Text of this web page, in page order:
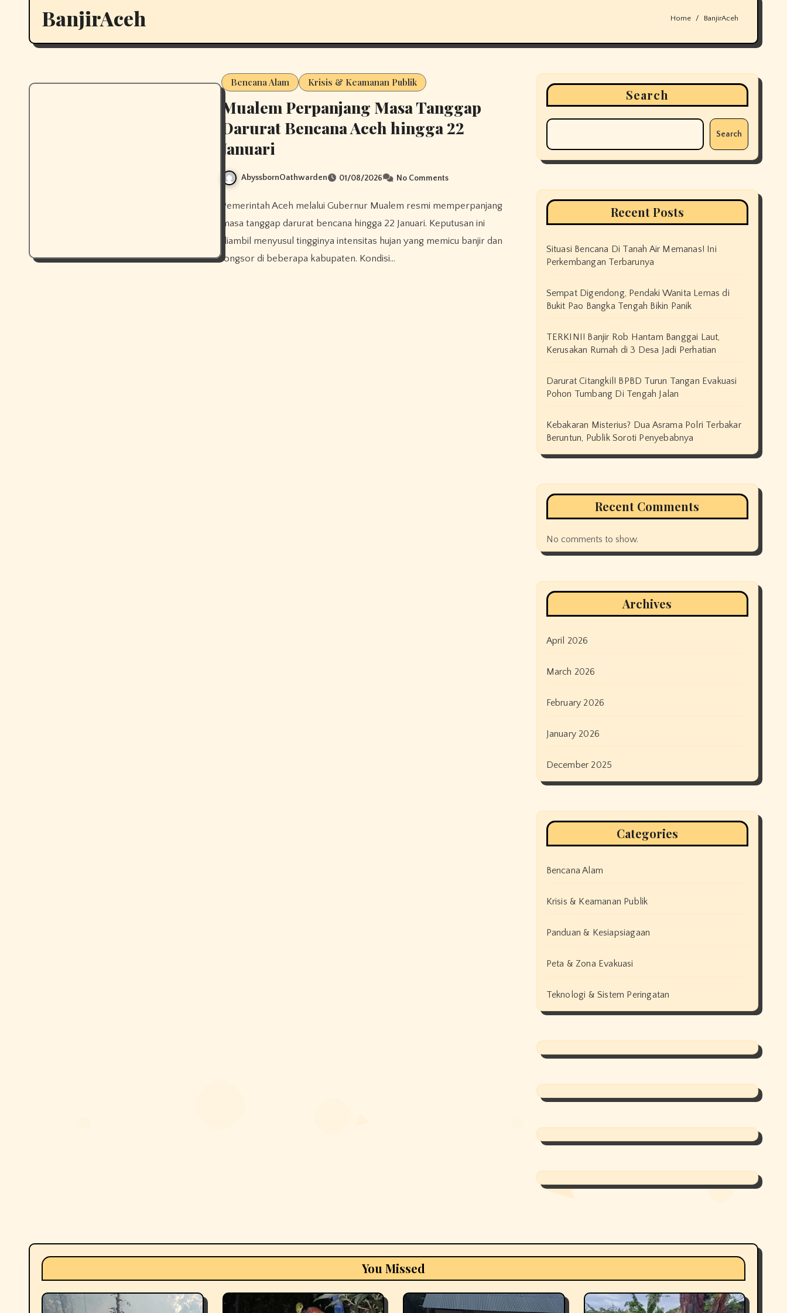
BanjirAceh Home BanjirAceh
Bencana Alam Krisis & Keamanan Publik
Mualem Perpanjang Masa Tanggap
Darurat Bencana Aceh hingga 22
Januari
AbyssbornOathwarden 01/08/2026 No Comments
Pemerintah Aceh melalui Gubernur Mualem resmi memperpanjang
masa tanggap darurat bencana hingga 22 Januari. Keputusan ini
diambil menyusul tingginya intensitas hujan yang memicu banjir dan
longsor di beberapa kabupaten. Kondisi…
Search
Search
Recent Posts
Situasi Bencana Di Tanah Air Memanas! Ini
Perkembangan Terbarunya
Sempat Digendong, Pendaki Wanita Lemas di
Bukit Pao Bangka Tengah Bikin Panik
TERKINI! Banjir Rob Hantam Banggai Laut,
Kerusakan Rumah di 3 Desa Jadi Perhatian
Darurat Citangkil! BPBD Turun Tangan Evakuasi
Pohon Tumbang Di Tengah Jalan
Kebakaran Misterius? Dua Asrama Polri Terbakar
Beruntun, Publik Soroti Penyebabnya
Recent Comments
No comments to show.
Archives
April 2026
March 2026
February 2026
January 2026
December 2025
Categories
Bencana Alam
Krisis & Keamanan Publik
Panduan & Kesiapsiagaan
Peta & Zona Evakuasi
Teknologi & Sistem Peringatan
You Missed